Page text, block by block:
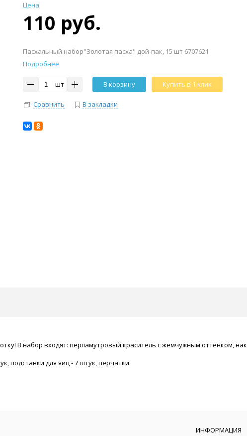
Цена
110 руб.
Пасхальный набор"Золотая пасха" дой-пак, 15 шт 6707621
Подробнее
шт В корзину Купить в 1 клик
Сравнить В закладки
В набор входят: перламутровый краситель с жемчужным оттенком,
подставки для яиц - 7 штук, перчатки.
ИНФОРМАЦИЯ